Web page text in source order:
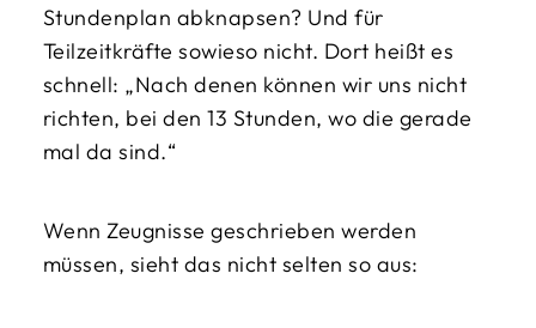
Stundenplan abknapsen? Und für
Teilzeitkräfte sowieso nicht. Dort heißt es
schnell: „Nach denen können wir uns nicht
richten, bei den 13 Stunden, wo die gerade
mal da sind.“
Wenn Zeugnisse geschrieben werden
müssen, sieht das nicht selten so aus: